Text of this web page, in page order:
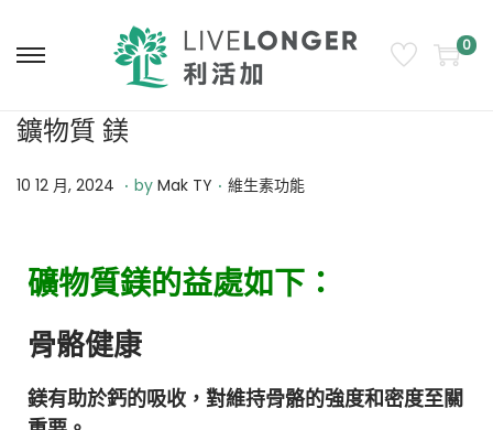
0
鑛物質 鎂
Posted on
10 12 月, 2024
2
,
0
. by Mak TY . Posted in
維生素功能
礦物質鎂的益處如下：
骨骼健康
鎂有助於鈣的吸收，對維持骨骼的強度和密度至關